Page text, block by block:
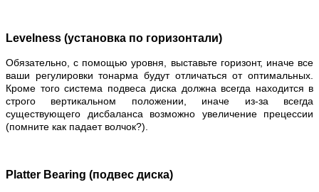
Levelness (установка по горизонтали)
Обязательно, с помощью уровня, выставьте горизонт, иначе все
ваши регулировки тонарма будут отличаться от оптимальных.
Кроме того система подвеса диска должна всегда находится в
строго вертикальном положении, иначе из-за всегда
существующего дисбаланса возможно увеличение прецессии
(помните как падает волчок?).
Platter Bearing (подвес диска)